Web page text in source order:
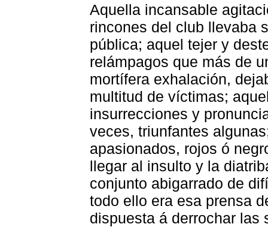
Aquella incansable
rincones del club llevaba
pública; aquel tejer y
relámpagos que más de
mortífera exhalación,
multitud de víctimas;
insurrecciones y
veces, triunfantes
apasionados, rojos ó
llegar al insulto y la
conjunto abigarrado de
todo ello era esa prensa
dispuesta á derrochar las